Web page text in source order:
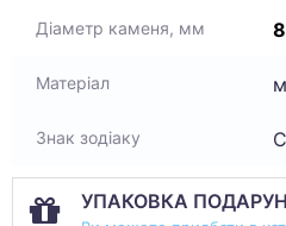
Діаметр каменя, мм 8
Матеріал
Знак зодіаку
УПАКОВКА